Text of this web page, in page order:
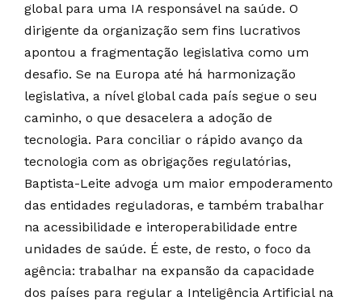
global para uma IA responsável na saúde. O
dirigente da organização sem fins lucrativos
apontou a fragmentação legislativa como um
desafio. Se na Europa até há harmonização
legislativa, a nível global cada país segue o seu
caminho, o que desacelera a adoção de
tecnologia. Para conciliar o rápido avanço da
tecnologia com as obrigações regulatórias,
Baptista-Leite advoga um maior empoderamento
das entidades reguladoras, e também trabalhar
na acessibilidade e interoperabilidade entre
unidades de saúde. É este, de resto, o foco da
agência: trabalhar na expansão da capacidade
dos países para regular a Inteligência Artificial na